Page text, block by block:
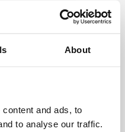
About
and ads, to
to analyse our traffic.